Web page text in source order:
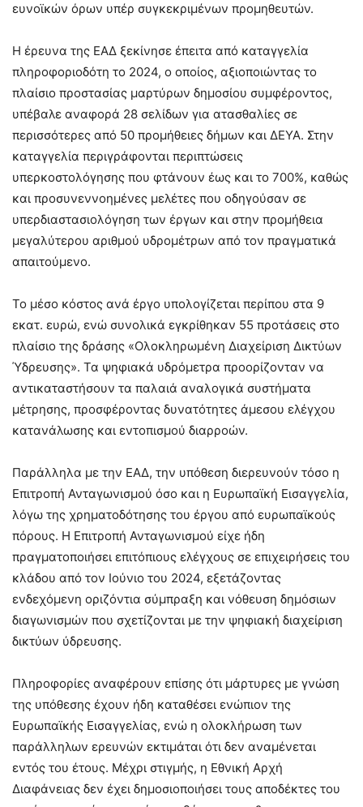
ευνοϊκών όρων υπέρ συγκεκριμένων προμηθευτών.
Η έρευνα της ΕΑΔ ξεκίνησε έπειτα από καταγγελία
πληροφοριοδότη το 2024, ο οποίος, αξιοποιώντας το
πλαίσιο προστασίας μαρτύρων δημοσίου συμφέροντος,
υπέβαλε αναφορά 28 σελίδων για ατασθαλίες σε
περισσότερες από 50 προμήθειες δήμων και ΔΕΥΑ. Στην
καταγγελία περιγράφονται περιπτώσεις
υπερκοστολόγησης που φτάνουν έως και το 700%, καθώς
και προσυνεννοημένες μελέτες που οδηγούσαν σε
υπερδιαστασιολόγηση των έργων και στην προμήθεια
μεγαλύτερου αριθμού υδρομέτρων από τον πραγματικά
απαιτούμενο.
Το μέσο κόστος ανά έργο υπολογίζεται περίπου στα 9
εκατ. ευρώ, ενώ συνολικά εγκρίθηκαν 55 προτάσεις στο
πλαίσιο της δράσης «Ολοκληρωμένη Διαχείριση Δικτύων
Ύδρευσης». Τα ψηφιακά υδρόμετρα προορίζονταν να
αντικαταστήσουν τα παλαιά αναλογικά συστήματα
μέτρησης, προσφέροντας δυνατότητες άμεσου ελέγχου
κατανάλωσης και εντοπισμού διαρροών.
Παράλληλα με την ΕΑΔ, την υπόθεση διερευνούν τόσο η
Επιτροπή Ανταγωνισμού όσο και η Ευρωπαϊκή Εισαγγελία,
λόγω της χρηματοδότησης του έργου από ευρωπαϊκούς
πόρους. Η Επιτροπή Ανταγωνισμού είχε ήδη
πραγματοποιήσει επιτόπιους ελέγχους σε επιχειρήσεις του
κλάδου από τον Ιούνιο του 2024, εξετάζοντας
ενδεχόμενη οριζόντια σύμπραξη και νόθευση δημόσιων
διαγωνισμών που σχετίζονται με την ψηφιακή διαχείριση
δικτύων ύδρευσης.
Πληροφορίες αναφέρουν επίσης ότι μάρτυρες με γνώση
της υπόθεσης έχουν ήδη καταθέσει ενώπιον της
Ευρωπαϊκής Εισαγγελίας, ενώ η ολοκλήρωση των
παράλληλων ερευνών εκτιμάται ότι δεν αναμένεται
εντός του έτους. Μέχρι στιγμής, η Εθνική Αρχή
Διαφάνειας δεν έχει δημοσιοποιήσει τους αποδέκτες του